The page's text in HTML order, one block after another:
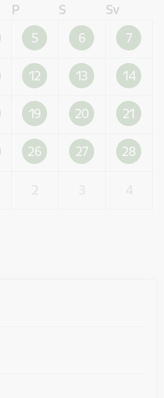
P S
Sv
5 6 7
12 13 14
19 20 21
26 27 28